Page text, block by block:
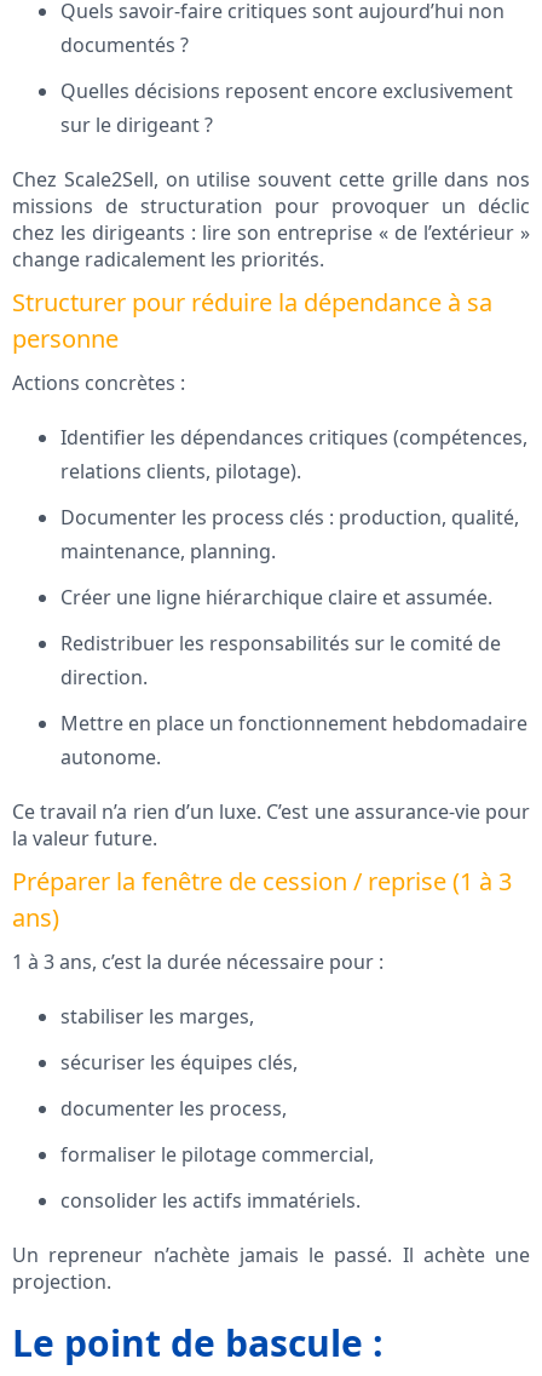
Quels savoir-faire critiques sont aujourd’hui non
documentés ?
Quelles décisions reposent encore exclusivement
sur le dirigeant ?
Chez Scale2Sell, on utilise souvent cette grille dans nos
missions de structuration pour provoquer un déclic
chez les dirigeants : lire son entreprise « de l’extérieur »
change radicalement les priorités.
Structurer pour réduire la dépendance à sa
personne
Actions concrètes :
Identifier les dépendances critiques (compétences,
relations clients, pilotage).
Documenter les process clés : production, qualité,
maintenance, planning.
Créer une ligne hiérarchique claire et assumée.
Redistribuer les responsabilités sur le comité de
direction.
Mettre en place un fonctionnement hebdomadaire
autonome.
Ce travail n’a rien d’un luxe. C’est une assurance-vie pour
la valeur future.
Préparer la fenêtre de cession / reprise (1 à 3
ans)
1 à 3 ans, c’est la durée nécessaire pour :
stabiliser les marges,
sécuriser les équipes clés,
documenter les process,
formaliser le pilotage commercial,
consolider les actifs immatériels.
Un repreneur n’achète jamais le passé. Il achète une
projection.
Le point de bascule :